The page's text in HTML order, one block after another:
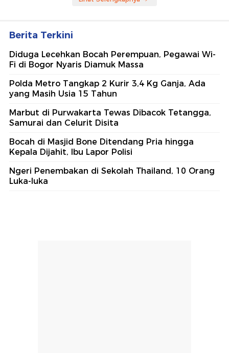
Berita Terkini
Diduga Lecehkan Bocah Perempuan, Pegawai Wi-
Fi di Bogor Nyaris Diamuk Massa
Polda Metro Tangkap 2 Kurir 3,4 Kg Ganja, Ada
yang Masih Usia 15 Tahun
Marbut di Purwakarta Tewas Dibacok Tetangga,
Samurai dan Celurit Disita
Bocah di Masjid Bone Ditendang Pria hingga
Kepala Dijahit, Ibu Lapor Polisi
Ngeri Penembakan di Sekolah Thailand, 10 Orang
Luka-luka